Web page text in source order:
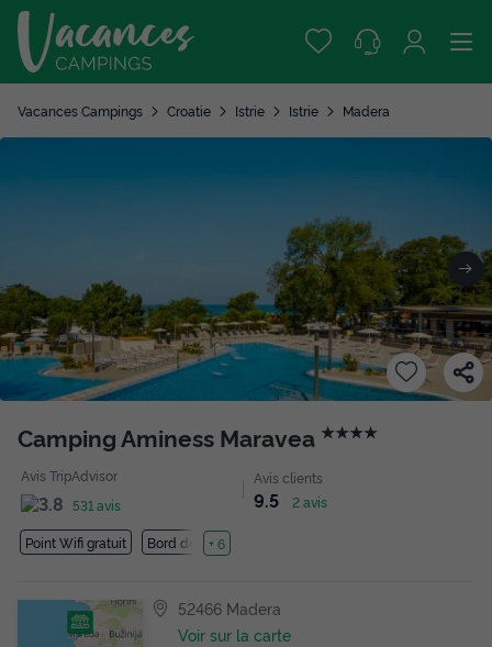
Vacances Campings Croatie Istrie Istrie Madera
Camping Aminess Maravea ★★★★
Avis TripAdvisor
531 avis
Avis clients
9.5 2 avis
Point Wifi gratuit Bord de mer
+ 6
52466 Madera
Voir sur la carte